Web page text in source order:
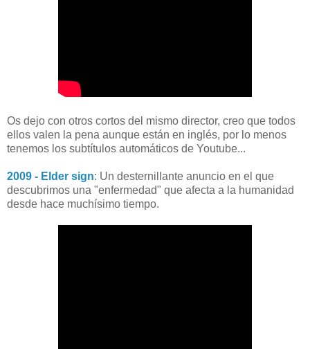
Os dejo con otros cortos del mismo director, creo que todos
ellos valen la pena aunque están en inglés, por lo menos
tenemos los subtítulos automáticos de Youtube...
2009 - Elder sign: Un desternillante anuncio en el que
descubrimos una "enfermedad" que afecta a la humanidad
desde hace muchísimo tiempo.